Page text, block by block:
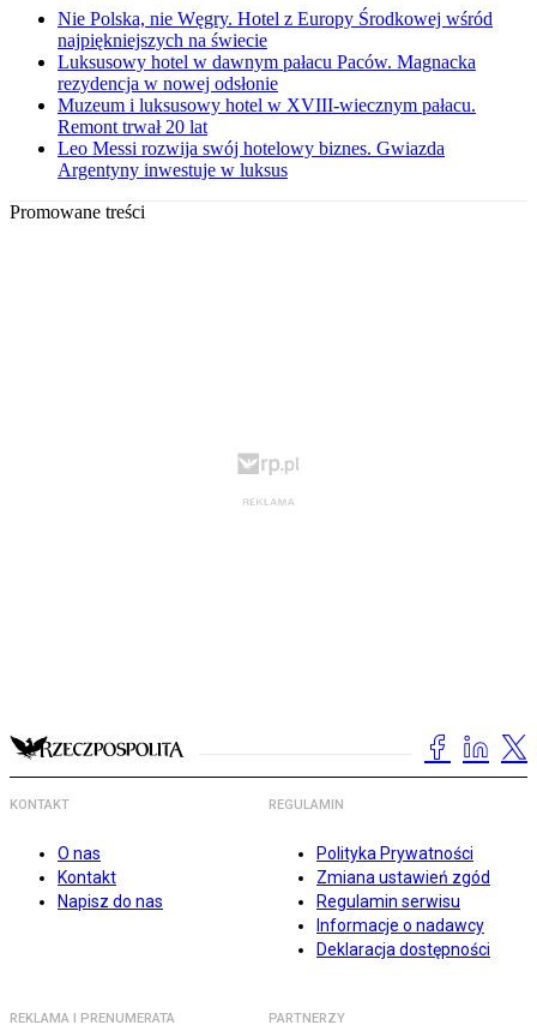
Nie Polska, nie Węgry. Hotel z Europy Środkowej wśród
najpiękniejszych na świecie
Luksusowy hotel w dawnym pałacu Paców. Magnacka
rezydencja w nowej odsłonie
Muzeum i luksusowy hotel w XVIII-wiecznym pałacu.
Remont trwał 20 lat
Leo Messi rozwija swój hotelowy biznes. Gwiazda
Argentyny inwestuje w luksus
Promowane treści
KONTAKT
O nas
Kontakt
Napisz do nas
REGULAMIN
Polityka Prywatności
Zmiana ustawień zgód
Regulamin serwisu
Informacje o nadawcy
Deklaracja dostępności
REKLAMA I PRENUMERATA PARTNERZY